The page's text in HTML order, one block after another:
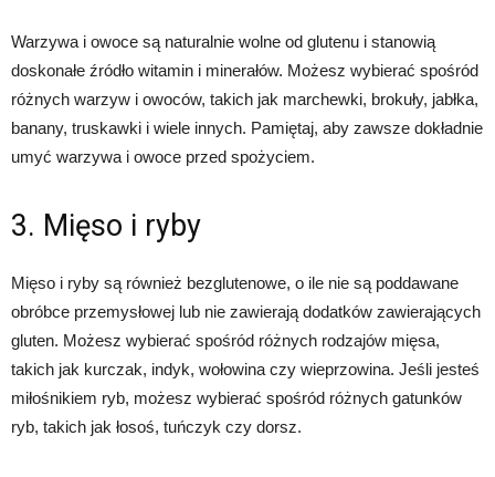
Warzywa i owoce są naturalnie wolne od glutenu i stanowią
doskonałe źródło witamin i minerałów. Możesz wybierać spośród
różnych warzyw i owoców, takich jak marchewki, brokuły, jabłka,
banany, truskawki i wiele innych. Pamiętaj, aby zawsze dokładnie
umyć warzywa i owoce przed spożyciem.
3. Mięso i ryby
Mięso i ryby są również bezglutenowe, o ile nie są poddawane
obróbce przemysłowej lub nie zawierają dodatków zawierających
gluten. Możesz wybierać spośród różnych rodzajów mięsa,
takich jak kurczak, indyk, wołowina czy wieprzowina. Jeśli jesteś
miłośnikiem ryb, możesz wybierać spośród różnych gatunków
ryb, takich jak łosoś, tuńczyk czy dorsz.